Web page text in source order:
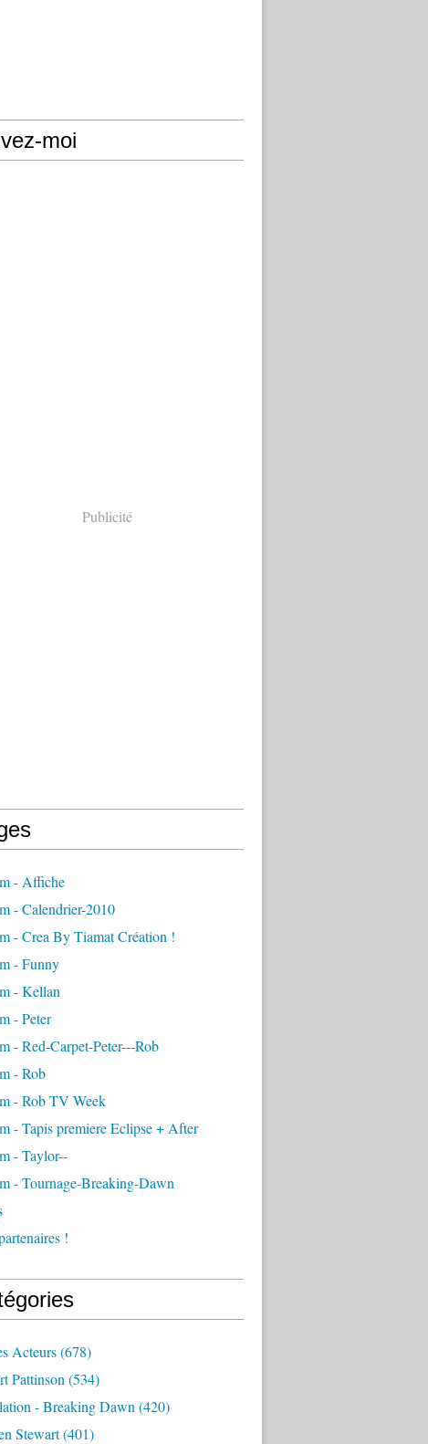
moi
Publicité
- Affiche
- Calendrier-2010
- Crea By Tiamat Création !
- Funny
- Kellan
- Peter
- Red-Carpet-Peter---Rob
- Rob
- Rob TV Week
- Tapis premiere Eclipse + After
- Taylor--
- Tournage-Breaking-Dawn
!
Acteurs(678)
Pattinson (534)
- Breaking Dawn (420)
Stewart(401)